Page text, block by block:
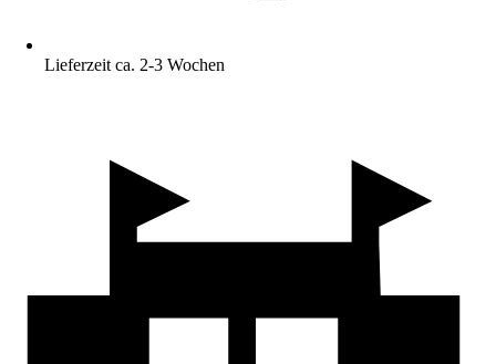
Lieferzeit ca. 2-3 Wochen